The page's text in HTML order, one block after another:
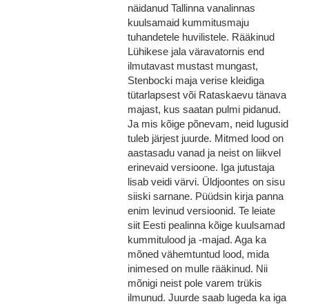
näidanud Tallinna vanalinnas
kuulsamaid kummitusmaju
tuhandetele huvilistele. Rääkinud
Lühikese jala väravatornis end
ilmutavast mustast mungast,
Stenbocki maja verise kleidiga
tütarlapsest või Rataskaevu tänava
majast, kus saatan pulmi pidanud.
Ja mis kõige põnevam, neid lugusid
tuleb järjest juurde. Mitmed lood on
aastasadu vanad ja neist on liikvel
erinevaid versioone. Iga jutustaja
lisab veidi värvi. Üldjoontes on sisu
siiski sarnane. Püüdsin kirja panna
enim levinud versioonid. Te leiate
siit Eesti pealinna kõige kuulsamad
kummitulood ja -majad. Aga ka
mõned vähemtuntud lood, mida
inimesed on mulle rääkinud. Nii
mõnigi neist pole varem trükis
ilmunud. Juurde saab lugeda ka iga